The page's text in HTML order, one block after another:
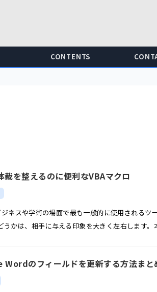
CONTENTS
裁を整えるのに便利なVBAマクロ
ネスや学術の場面で最も一般的に使用されるツ
うかは、相手に与える印象を大きく左右します
のフィールドを更新する方法まと